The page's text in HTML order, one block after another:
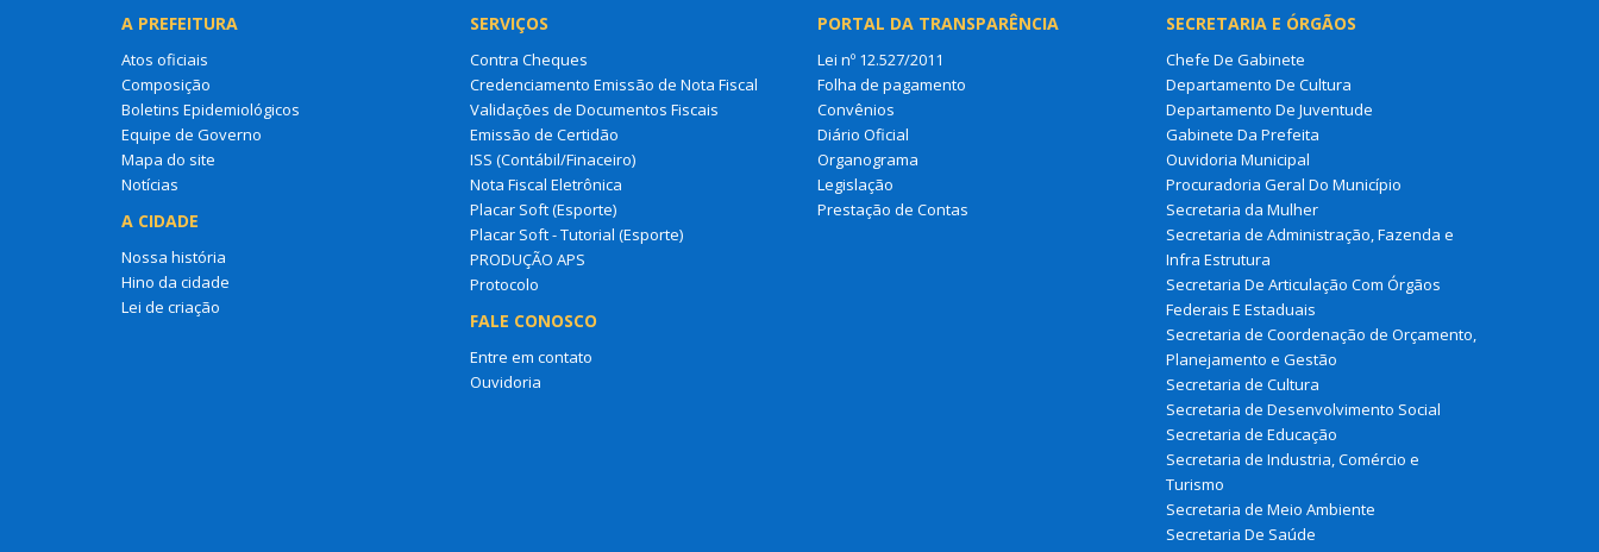
A PREFEITURA
Atos oficiais
Composição
Boletins Epidemiológicos
Equipe de Governo
Mapa do site
Notícias
A CIDADE
Nossa história
Hino da cidade
Lei de criação
SERVIÇOS
Contra Cheques
Credenciamento Emissão de Nota Fiscal
Validações de Documentos Fiscais
Emissão de Certidão
ISS (Contábil/Finaceiro)
Nota Fiscal Eletrônica
Placar Soft (Esporte)
Placar Soft - Tutorial (Esporte)
PRODUÇÃO APS
Protocolo
FALE CONOSCO
Entre em contato
Ouvidoria
PORTAL DA TRANSPARÊNCIA
Lei nº 12.527/2011
Folha de pagamento
Convênios
Diário Oficial
Organograma
Legislação
Prestação de Contas
SECRETARIA E ÓRGÃOS
Chefe De Gabinete
Departamento De Cultura
Departamento De Juventude
Gabinete Da Prefeita
Ouvidoria Municipal
Procuradoria Geral Do Município
Secretaria da Mulher
Secretaria de Administração, Fazenda e
Infra Estrutura
Secretaria De Articulação Com Órgãos
Federais E Estaduais
Secretaria de Coordenação de Orçamento,
Planejamento e Gestão
Secretaria de Cultura
Secretaria de Desenvolvimento Social
Secretaria de Educação
Secretaria de Industria, Comércio e
Turismo
Secretaria de Meio Ambiente
Secretaria De Saúde